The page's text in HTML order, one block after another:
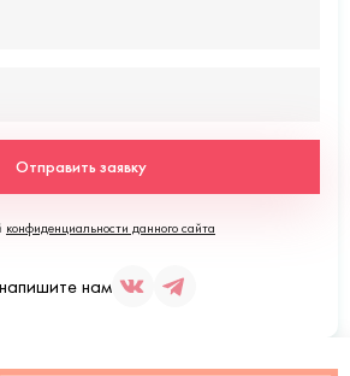
Отправить заявку
конфиденциальности данного сайта
нам